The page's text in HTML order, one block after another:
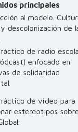
principales
al modelo.
descolonización de
de radio
enfocado en
de solidaridad
de vídeo para
estereotipos sobre